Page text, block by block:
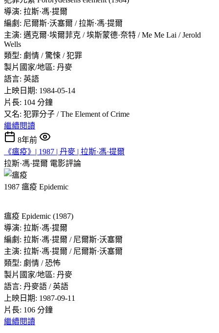
導演: 拉斯·馮·提爾
編劇: 尼爾斯·沃塞爾 / 拉斯·馮·提爾
主演: 邁克爾·埃爾菲克 / 埃斯蒙德·奈特 / Me Me Lai / Jerold
Wells
類型: 劇情 / 驚悚 / 犯罪
製片國家/地區: 丹麥
語言: 英語
上映日期: 1984-05-14
片長: 104 分鐘
又名: 犯罪分子 / The Element of Crime
繼續閱讀
8年前
《瘟疫》| 1987 | 丹麥 | 拉斯·馮·提爾
拉斯·馮·提爾 電影評論
1987 瘟疫 Epidemic
瘟疫 Epidemic (1987)
導演: 拉斯·馮·提爾
編劇: 拉斯·馮·提爾 / 尼爾斯·沃塞爾
主演: 拉斯·馮·提爾 / 尼爾斯·沃塞爾
類型: 劇情 / 恐怖
製片國家/地區: 丹麥
語言: 丹麥語 / 英語
上映日期: 1987-09-11
片長: 106 分鐘
繼續閱讀